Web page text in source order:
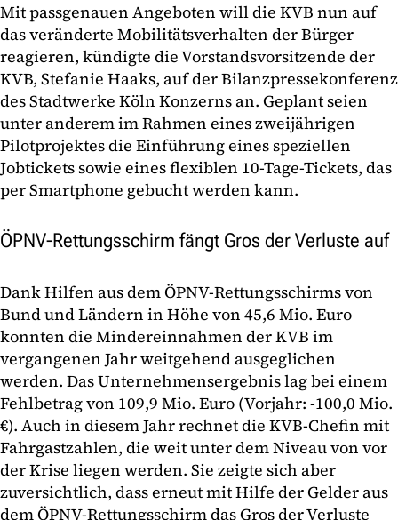
Mit passgenauen Angeboten will die KVB nun auf
das veränderte Mobilitätsverhalten der Bürger
reagieren, kündigte die Vorstandsvorsitzende der
KVB, Stefanie Haaks, auf der Bilanzpressekonferenz
des Stadtwerke Köln Konzerns an. Geplant seien
unter anderem im Rahmen eines zweijährigen
Pilotprojektes die Einführung eines speziellen
Jobtickets sowie eines flexiblen 10-Tage-Tickets, das
per Smartphone gebucht werden kann.
ÖPNV-Rettungsschirm fängt Gros der Verluste auf
Dank Hilfen aus dem ÖPNV-Rettungsschirms von
Bund und Ländern in Höhe von 45,6 Mio. Euro
konnten die Mindereinnahmen der KVB im
vergangenen Jahr weitgehend ausgeglichen
werden. Das Unternehmensergebnis lag bei einem
Fehlbetrag von 109,9 Mio. Euro (Vorjahr: -100,0 Mio.
€). Auch in diesem Jahr rechnet die KVB-Chefin mit
Fahrgastzahlen, die weit unter dem Niveau von vor
der Krise liegen werden. Sie zeigte sich aber
zuversichtlich, dass erneut mit Hilfe der Gelder aus
dem ÖPNV-Rettungsschirm das Gros der Verluste